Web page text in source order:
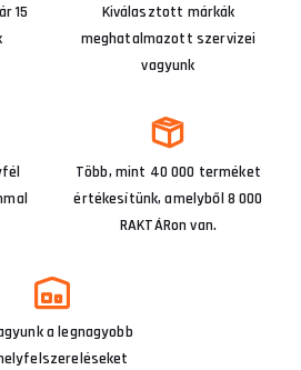
15
Kiválasztott márkák
meghatalmazott szervizei
vagyunk
Több, mint 40 000 terméket
értékesítünk, amelyből 8 000
RAKTÁRon van.
a legnagyobb